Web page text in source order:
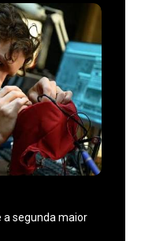
a segunda maior